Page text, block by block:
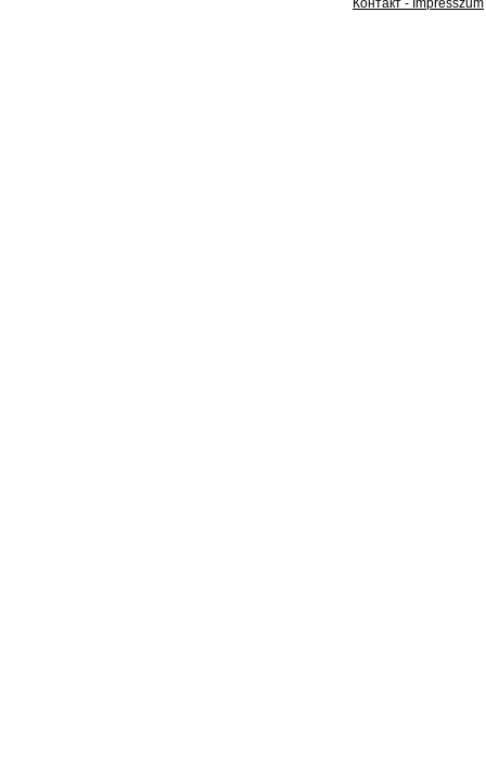
Контакт - Impresszum